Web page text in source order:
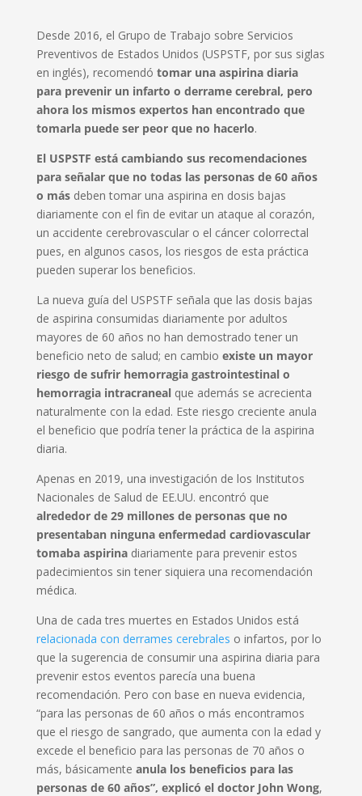
Desde 2016, el Grupo de Trabajo sobre Servicios
Preventivos de Estados Unidos (USPSTF, por sus siglas
en inglés), recomendó tomar una aspirina diaria
para prevenir un infarto o derrame cerebral, pero
ahora los mismos expertos han encontrado que
tomarla puede ser peor que no hacerlo.
El USPSTF está cambiando sus recomendaciones
para señalar que no todas las personas de 60 años
o másdeben tomar una aspirina en dosis bajas
diariamente con el fin de evitar un ataque al corazón,
un accidente cerebrovascular o el cáncer colorrectal
pues, en algunos casos, los riesgos de esta práctica
pueden superar los beneficios.
La nueva guía del USPSTF señala que las dosis bajas
de aspirina consumidas diariamente por adultos
mayores de 60 años no han demostrado tener un
beneficio neto de salud; en cambio existe un mayor
riesgo de sufrir hemorragia gastrointestinal o
hemorragia intracranealque además se acrecienta
naturalmente con la edad. Este riesgo creciente anula
el beneficio que podría tener la práctica de la aspirina
diaria.
Apenas en 2019, una investigación de los Institutos
Nacionales de Salud de EE.UU. encontró que
alrededor de 29 millones de personas que no
presentaban ninguna enfermedad cardiovascular
tomaba aspirina diariamente para prevenir estos
padecimientos sin tener siquiera una recomendación
médica.
Una de cada tres muertes en Estados Unidos está
relacionada con derrames cerebrales o infartos, por lo
que la sugerencia de consumir una aspirina diaria para
prevenir estos eventos parecía una buena
recomendación. Pero con base en nueva evidencia,
“para las personas de 60 años o más encontramos
que el riesgo de sangrado, que aumenta con la edad y
excede el beneficio para las personas de 70 años o
más, básicamente anula los beneficios para las
personas de 60 años”, explicó el doctor John Wong,